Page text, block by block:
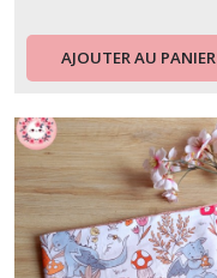
AJOUTER AU PANIER